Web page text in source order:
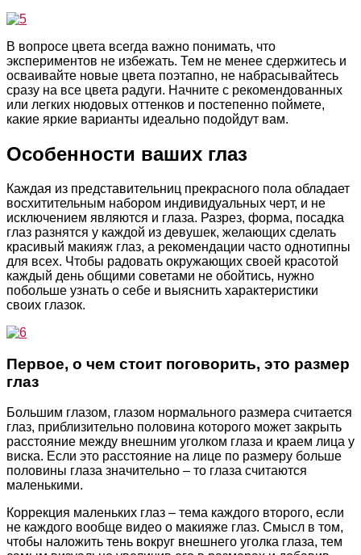
В вопросе цвета всегда важно понимать, что
экспериментов не избежать. Тем не менее сдержитесь и
осваивайте новые цвета поэтапно, не набрасывайтесь
сразу на все цвета радуги. Начните с рекомендованных
или легких нюдовых оттенков и постепенно поймете,
какие яркие варианты идеально подойдут вам.
Особенности ваших глаз
Каждая из представительниц прекрасного пола обладает
восхитительным набором индивидуальных черт, и не
исключением являются и глаза. Разрез, форма, посадка
глаз разнятся у каждой из девушек, желающих сделать
красивый макияж глаз, а рекомендации часто однотипны
для всех. Чтобы радовать окружающих своей красотой
каждый день общими советами не обойтись, нужно
побольше узнать о себе и выяснить характеристики
своих глазок.
Первое, о чем стоит поговорить, это размер
глаз
Большим глазом, глазом нормального размера считается
глаз, приблизительно половина которого может закрыть
расстояние между внешним уголком глаза и краем лица у
виска. Если это расстояние на лице по размеру больше
половины глаза значительно – то глаза считаются
маленькими.
Коррекция маленьких глаз – тема каждого второго, если
не каждого вообще видео о макияже глаз. Смысл в том,
чтобы наложить тень вокруг внешнего уголка глаза, тем